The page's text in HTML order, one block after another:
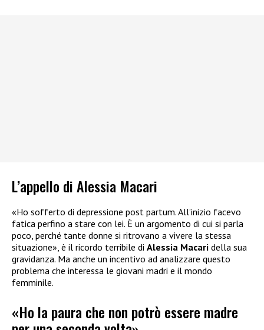
L’appello di Alessia Macari
«Ho sofferto di depressione post partum. All’inizio facevo
fatica perfino a stare con lei. È un argomento di cui si parla
poco, perché tante donne si ritrovano a vivere la stessa
situazione», è il ricordo terribile di Alessia Macari della sua
gravidanza. Ma anche un incentivo ad analizzare questo
problema che interessa le giovani madri e il mondo
femminile.
«Ho la paura che non potrò essere madre